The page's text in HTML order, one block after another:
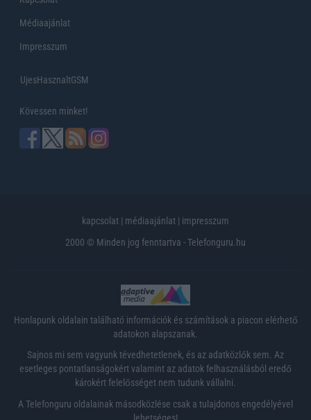
Médiaajánlat
Impresszum
UjesHasznaltGSM
Kövessen minket!
kapcsolat | médiaajánlat | impresszum
2000 © Minden jog fenntartva - Telefonguru.hu
Honlapunk oldalain található információk és számítások a piacon elérhető
adatokon alapszanak.
Sajnos mi sem vagyunk tévedhetetlenek, és az adatközlők sem. Az
esetleges pontatlanságokért valamint az adatok felhasználásból eredő
károkért felelősséget nem tudunk vállalni.
A Telefonguru oldalainak másodközlése csak a tulajdonos engedélyével
lehetséges!